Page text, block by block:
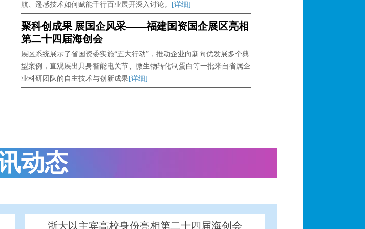
航、遥感技术如何赋能千行百业展开深入讨论。
[详细]
聚科创成果 展国企风采——福建国资国企展区亮相
第二十四届海创会
展区系统展示了省国资委实施“五大行动”，推动企业向新向优发展多个典
型案例，直观展出具身智能电关节、微生物转化制蛋白等一批来自省属企
业科研团队的自主技术与创新成果 [详细]
动态
浙大以主宾高校身份亮相第二十四届海创会